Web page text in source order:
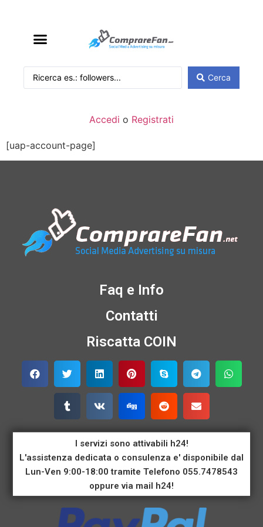
Cerca
Accedi o Registrati
[uap-account-page]
Faq e Info
Contatti
Riscatta COIN
I servizi sono attivabili h24!
L'assistenza dedicata o consulenza e' disponibile dal
Lun-Ven 9:00-18:00 tramite Telefono 055.7478543
oppure via mail h24!